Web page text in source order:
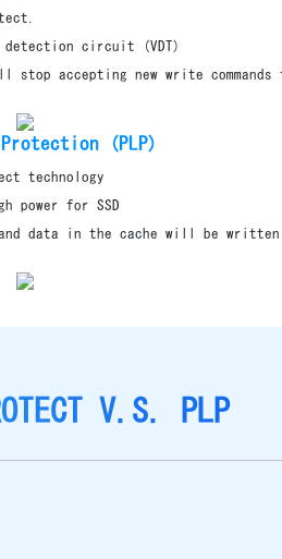
detection circuit (VDT)
accepting new write commands
Protection (PLP)
technology
power for SSD
data in the cache will be
V.S. PLP